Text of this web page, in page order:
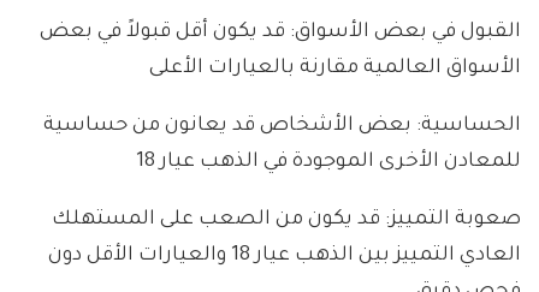
القبول في بعض الأسواق: قد يكون أقل قبولاً في بعض
الأسواق العالمية مقارنة بالعيارات الأعلى
الحساسية: بعض الأشخاص قد يعانون من حساسية
للمعادن الأخرى الموجودة في الذهب عيار 18
صعوبة التمييز: قد يكون من الصعب على المستهلك
العادي التمييز بين الذهب عيار 18 والعيارات الأقل دون